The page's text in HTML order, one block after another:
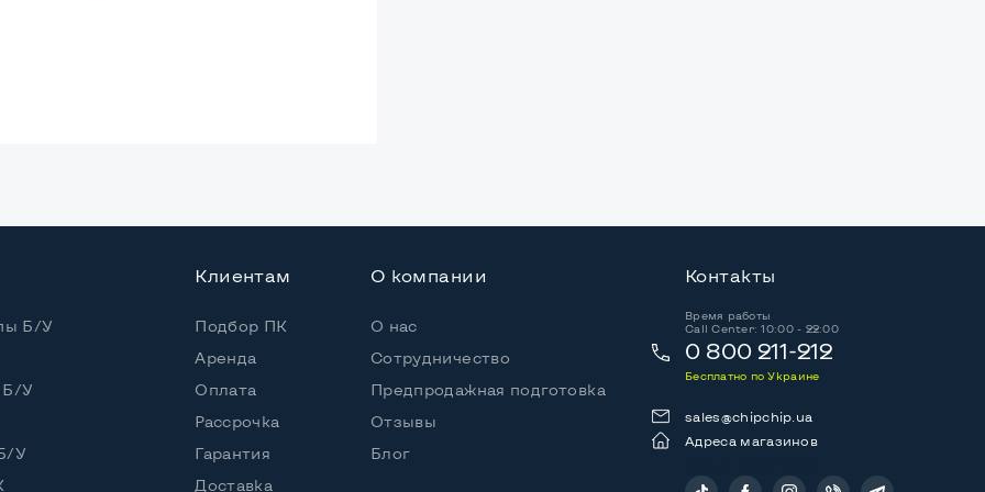
i7-10510U
8 потоков
Б/У
Б/У
У
Клиентам
Подбор ПК
Аренда
Оплата
Рассрочка
Гарантия
Доставка
О компании
О нас
Сотрудничество
Предпродажная подготовка
Отзывы
Блог
Контакты
Время работы
Call Center: 10:00 - 22:00
0 800 211-212
Бесплатно по Украине
sales@chipchip.ua
Адреса магазинов